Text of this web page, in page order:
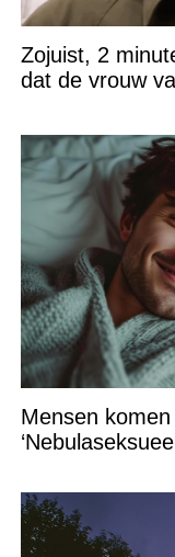
Zojuist, 2
dat de vrouw
Mensen